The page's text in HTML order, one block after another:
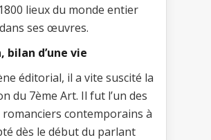
lieux du monde entier
ses œuvres.
bilan d’une vie
éditorial, il a vite suscité la
du 7ème Art. Il fut l’un des
contemporains à
dès le début du parlant